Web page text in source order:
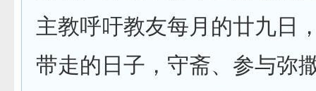
主教呼吁教友每月的廿九日
带走的日子，守斋、参与弥